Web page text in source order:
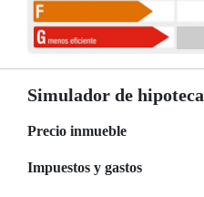
Simulador de hipoteca
Precio inmueble
Impuestos y gastos